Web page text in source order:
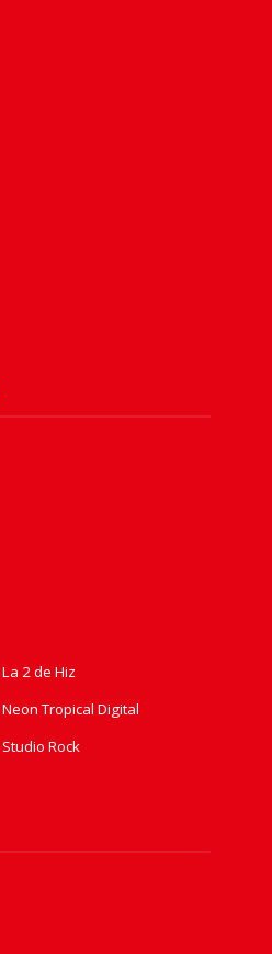
2 de Hiz
Tropical Digital
Rock